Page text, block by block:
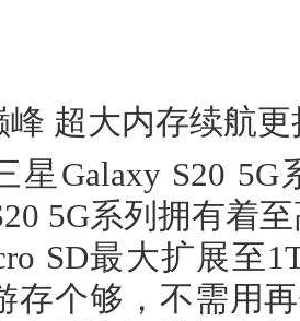
峰 超大内存续航更
星Galaxy S20
5G系列拥有着
SD最大扩展至
存个够，不需用